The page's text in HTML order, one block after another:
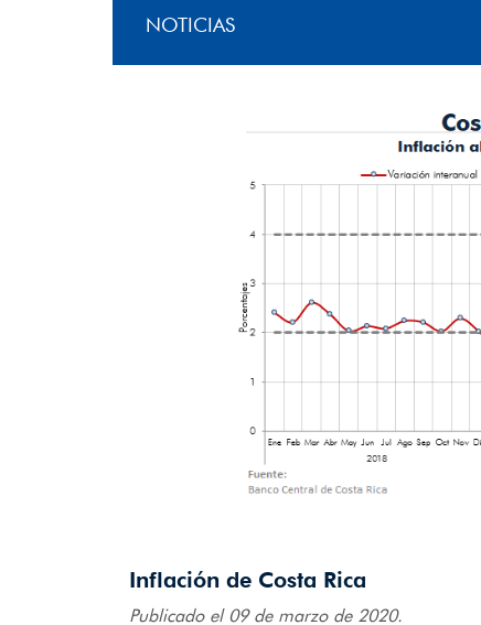
NOTICIAS
Inflación de Costa Rica
Publicado el 09 de marzo de 2020.